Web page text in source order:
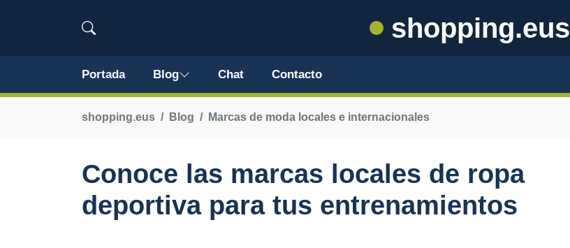
shopping.eus
Portada Blog Chat Contacto
shopping.eus Blog Marcas de moda locales e internacionales
Conoce las marcas locales de ropa
deportiva para tus entrenamientos